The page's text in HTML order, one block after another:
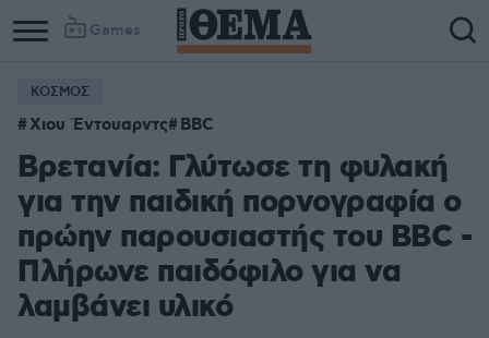
Games
ΚΟΣΜΟΣ
Χιου Έντουαρντς BBC
Βρετανία: Γλύτωσε τη φυλακή
για την παιδική πορνογραφία ο
πρώην παρουσιαστής του BBC -
Πλήρωνε παιδόφιλο για να
λαμβάνει υλικό